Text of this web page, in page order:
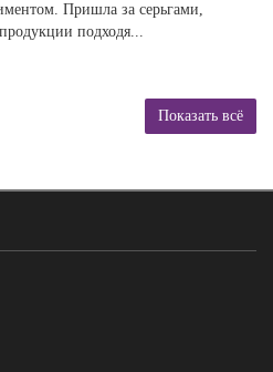
Пришла за серьгами,
подходя...
Показать всё